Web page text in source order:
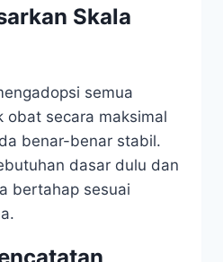
Skala
semua
obat secara maksimal
benar-benar stabil.
dasar dulu dan
bertahap sesuai